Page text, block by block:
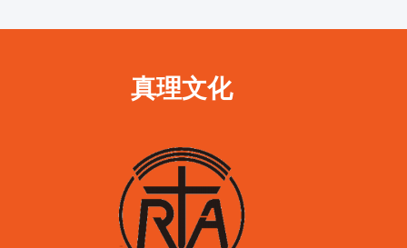
真理文化